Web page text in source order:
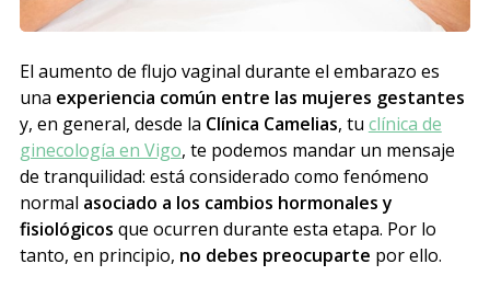
El aumento de flujo vaginal durante el embarazo es
una experiencia común entre las mujeres gestantes
y, en general, desde la Clínica Camelias, tu clínica de
ginecología en Vigo, te podemos mandar un mensaje
de tranquilidad: está considerado como fenómeno
normal asociado a los cambios hormonales y
fisiológicos que ocurren durante esta etapa. Por lo
tanto, en principio, no debes preocuparte por ello.